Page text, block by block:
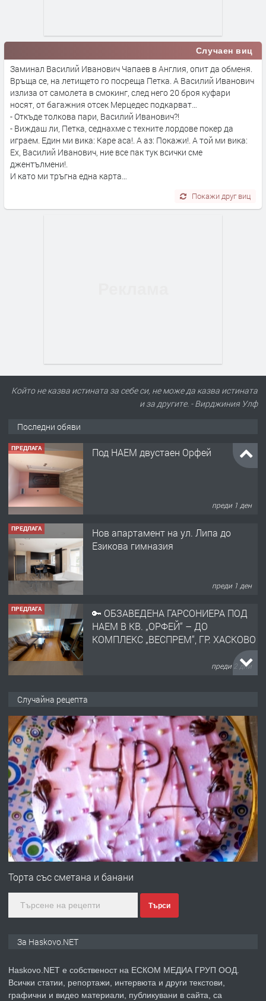
Случаен виц
Заминал Василий Иванович Чапаев в Англия, опит да обменя.
Връща се, на летището го посреща Петка. А Василий Иванович
излиза от самолета в смокинг, след него 20 броя куфари
носят, от багажния отсек Мерцедес подкарват…
- Откъде толкова пари, Василий Иванович?!
- Виждаш ли, Петка, седнахме с техните лордове покер да
играем. Един ми вика: Каре аса!. А аз: Покажи!. А той ми вика:
Ех, Василий Иванович, ние все пак тук всички сме
джентълмени!.
И като ми тръгна една карта…
Покажи друг виц
Който не казва истината за себе си, не може да казва истината
и за другите. - Вирджиния Улф
Последни обяви
ПРЕДЛАГА Под НАЕМ двустаен Орфей
преди 1 ден
ПРЕДЛАГА
Нов апартамент на ул. Липа до
Езикова гимназия
преди 1 ден
ПРЕДЛАГА
🔑 ОБЗАВЕДЕНА ГАРСОНИЕРА ПОД
НАЕМ В КВ. „ОРФЕЙ“ – ДО
КОМПЛЕКС „ВЕСПРЕМ“, ГР. ХАСКОВО
преди 2 дни
АПАРТАМЕНТ В ЦЕНТЪРА НА ГР.
ХАСКОВО
преди 3 дни
ПРЕДЛАГА Давам гараж под наем
преди 3 дни
ПРЕДЛАГА
№4120 Магазин/Офис под наем в кв.
градската градина!
преди 4 дни
Случайна рецепта
Торта със сметана и банани
Търси
За Haskovo.NET
Haskovo.NET е собственост на ЕСКОМ МЕДИА ГРУП ООД.
Всички статии, репортажи, интервюта и други текстови,
графични и видео материали, публикувани в сайта, са